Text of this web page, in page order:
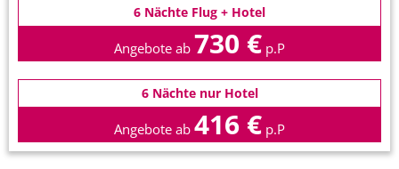
6 Nächte Flug + Hotel
Angebote ab 730 € p.P
6 Nächte nur Hotel
Angebote ab 416 € p.P